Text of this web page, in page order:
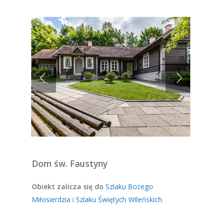
Dom św. Faustyny
Obiekt zalicza się do Szlaku Bożego
Miłosierdzia i Szlaku Świętych Wileńskich.